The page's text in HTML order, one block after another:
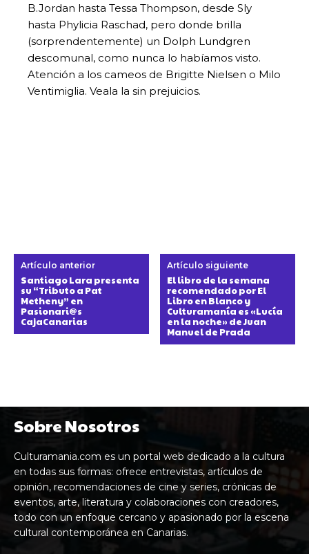
B.Jordan hasta Tessa Thompson, desde Sly
hasta Phylicia Raschad, pero donde brilla
(sorprendentemente) un Dolph Lundgren
descomunal, como nunca lo habíamos visto.
Atención a los cameos de Brigitte Nielsen o Milo
Ventimiglia. Veala la sin prejuicios.
Artículo anterior
Santiago Lara presenta
su “Tributo a Pat
Metheny” en
Pasionari@s
CajaCanarias
Artículo siguiente
El libro de la semana
recomendado por El
Libro en Blanco y
Culturamanía es «Lucía
en la noche» de Juan
Manuel de Prada
Sobre Nosotros
Culturamania.com es un portal web dedicado a la cultura
en todas sus formas: ofrece entrevistas, artículos de
opinión, recomendaciones de cine y series, crónicas de
eventos, arte, literatura y colaboraciones con creadores,
todo con un enfoque cercano y apasionado por la escena
cultural contemporánea en Canarias.